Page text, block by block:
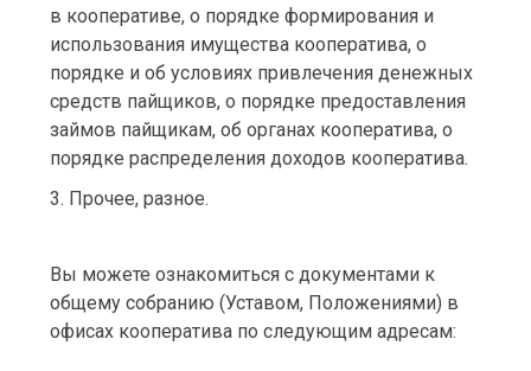
в кооперативе, о порядке формирования и
использования имущества кооператива, о
порядке и об условиях привлечения денежных
средств пайщиков, о порядке предоставления
займов пайщикам, об органах кооператива, о
порядке распределения доходов кооператива.
Прочее, разное.
Вы можете ознакомиться с документами к
общему собранию (Уставом, Положениями) в
офисах кооператива по следующим адресам: